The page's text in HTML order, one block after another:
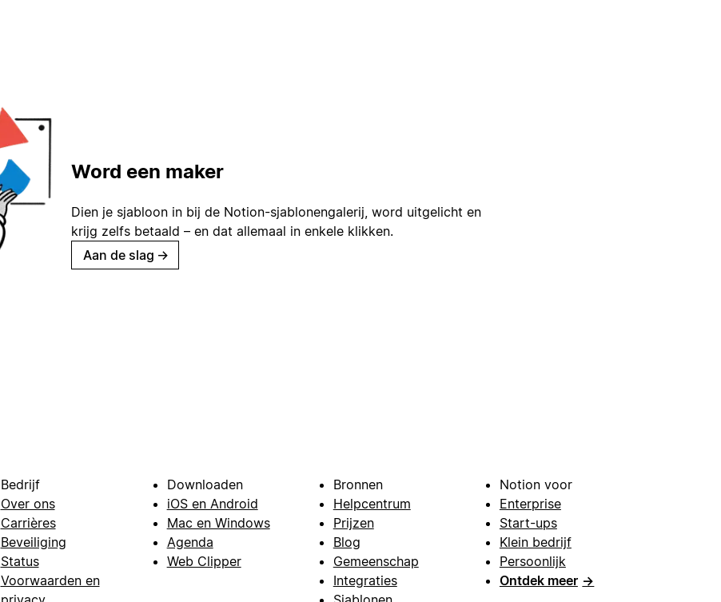
Word een maker
Dien je sjabloon in bij de Notion-sjablonengalerij, word uitgelicht en
krijg zelfs betaald – en dat allemaal in enkele klikken.
Aan de slag →
Bedrijf
Over ons
Carrières
Beveiliging
Status
Voorwaarden en
Downloaden
iOS en Android
Mac en Windows
Agenda
Web Clipper
Bronnen
Helpcentrum
Prijzen
Blog
Gemeenschap
Integraties
Notion voor
Enterprise
Start-ups
Klein bedrijf
Persoonlijk
Ontdek meer →